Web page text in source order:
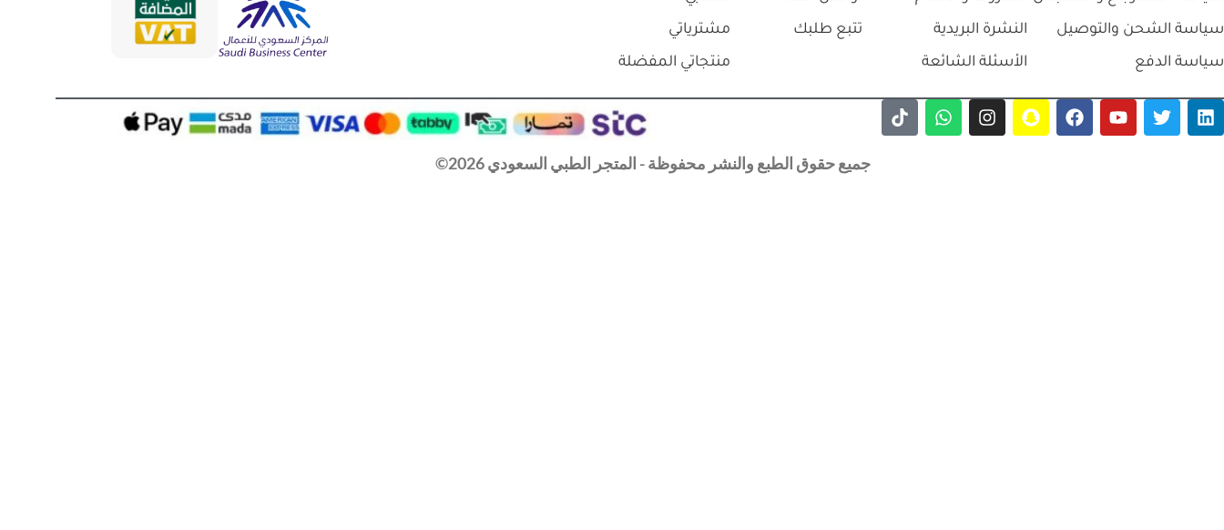
سياسة الشحن والتوصيل
سياسة الدفع
النشرة البريدية
الأسئلة الشائعة
تتبع طلبك
مشترياتي
منتجاتي المفضلة
جميع حقوق الطبع والنشر محفوظة - المتجر الطبي السعودي 2026©